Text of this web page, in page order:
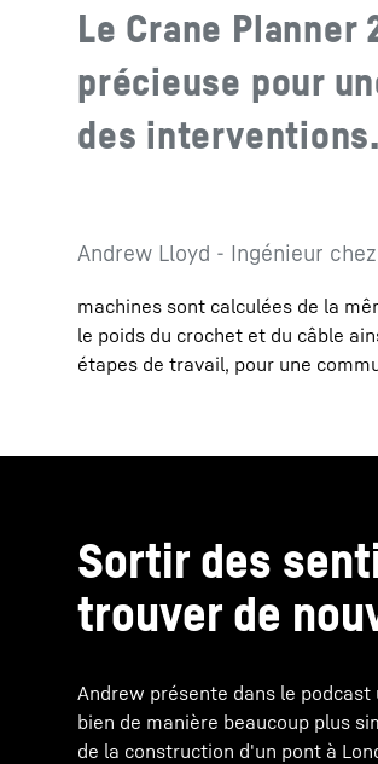
Le Crane Planner
précieuse pour
des interventions.
Andrew Lloyd - Ingénieur
machines sont calculées de la
le poids du crochet et du câble
étapes de travail, pour une
Sortir des
trouver de
Andrew présente dans le
bien de manière beaucoup plus
de la construction d'un pont à